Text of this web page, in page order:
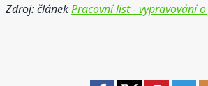
Zdroj: článekPracovní list - vypravování